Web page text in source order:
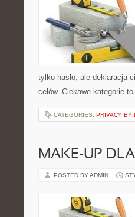
tylko hasło, ale deklaracja
celów. Ciekawe kategorie
CATEGORIES: PRIVACY BY
MAKE-UP
POSTED BY ADMIN